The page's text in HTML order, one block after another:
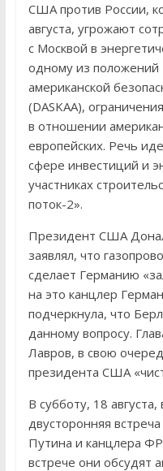
США против России,
августа, угрожают
с Москвой в
одному из положений
американской
(DASKAA),
в отношении
европейских. Речь
сфере инвестиций и
участниках
поток-2».
Президент США
заявлял, что
сделает Германию
на это канцлер
подчеркнула, что
данному вопросу.
Лавров, в свою
президента США
В субботу, 18
двусторонняя
Путина и канцлера
встрече они обсудят